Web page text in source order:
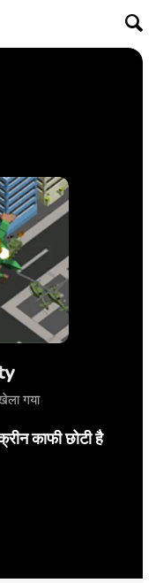
गया
काफी छोटी है